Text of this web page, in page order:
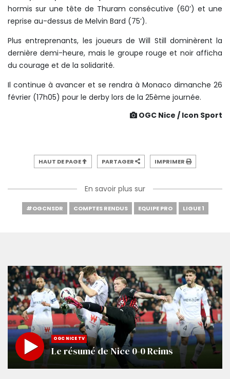
hormis sur une tête de Thuram consécutive (60’) et une
reprise au-dessus de Melvin Bard (75’).
Plus entreprenants, les joueurs de Will Still dominèrent la
dernière demi-heure, mais le groupe rouge et noir afficha
du courage et de la solidarité.
Il continue à avancer et se rendra à Monaco dimanche 26
février (17h05) pour le derby lors de la 25ème journée.
OGC Nice / Icon Sport
HAUT DE PAGE PARTAGER IMPRIMER
En savoir plus sur
#OGCNSDR COMPTES RENDUS EQUIPE PRO LIGUE 1
OGC NICE TV
Le résumé de Nice 0-0 Reims